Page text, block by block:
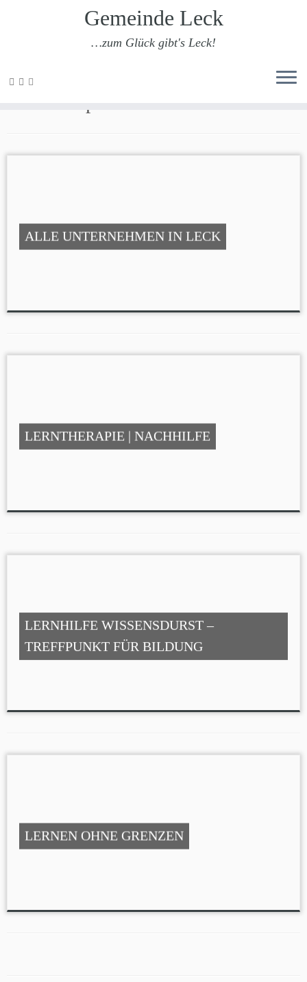
Zum
Gemeinde Leck
…zum Glück gibt's Leck!
ALLE UNTERNEHMEN IN LECK
LERNTHERAPIE | NACHHILFE
LERNHILFE WISSENSDURST –
TREFFPUNKT FÜR BILDUNG
LERNEN OHNE GRENZEN